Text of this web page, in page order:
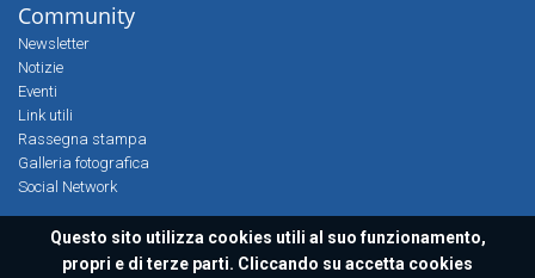
Questo sito utilizza cookies utili al suo funzionamento,
propri e di terze parti. Cliccando su accetta cookies
Community
Newsletter
Notizie
Eventi
Link utili
Rassegna stampa
Galleria fotografica
Social Network